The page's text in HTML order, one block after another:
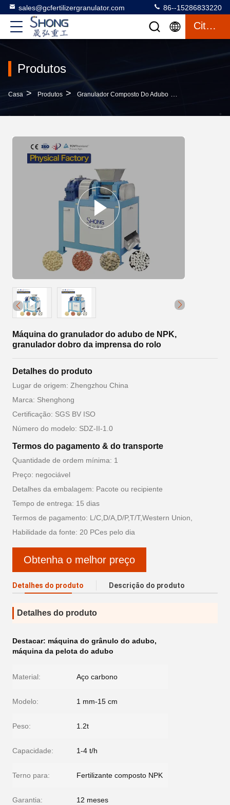
sales@gcfertilizergranulator.com 86--15286833220
Citações
Produtos
Casa > Produtos > Granulador Composto Do Adubo >
Máquina do granulador do adubo de NPK,
granulador dobro da imprensa do rolo
Detalhes do produto
Lugar de origem: Zhengzhou China
Marca: Shenghong
Certificação: SGS BV ISO
Número do modelo: SDZ-II-1.0
Termos do pagamento & do transporte
Quantidade de ordem mínima: 1
Preço: negociável
Detalhes da embalagem: Pacote ou recipiente
Tempo de entrega: 15 dias
Termos de pagamento: L/C,D/A,D/P,T/T,Western Union,
Habilidade da fonte: 20 PCes pelo dia
Obtenha o melhor preço
Detalhes do produto Descrição do produto
Detalhes do produto
Destacar: máquina do grânulo do adubo,
máquina da pelota do adubo
Material: Aço carbono
Modelo: 1 mm-15 cm
Peso: 1.2t
Capacidade: 1-4 t/h
Terno para: Fertilizante composto NPK
Garantia: 12 meses